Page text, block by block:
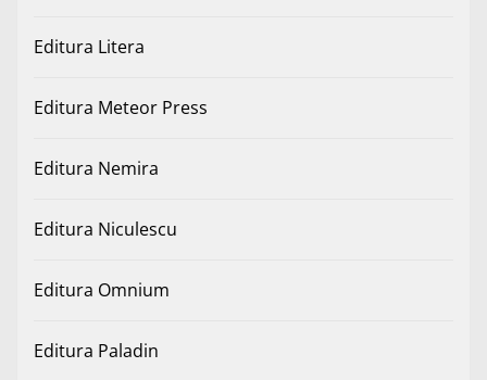
Editura Litera
Editura Meteor Press
Editura Nemira
Editura Niculescu
Editura Omnium
Editura Paladin